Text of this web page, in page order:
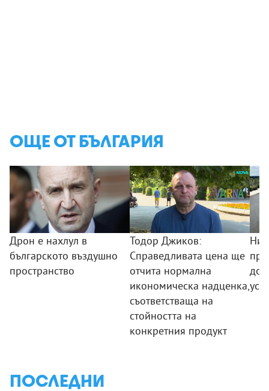
ОЩЕ ОТ БЪЛГАРИЯ
Дрон е нахлул в
българското въздушно
пространство
Тодор Джиков:
Справедливата цена ще
отчита нормална
икономическа надценка,
съответстваща на
стойността на
конкретния продукт
ПОСЛЕДНИ